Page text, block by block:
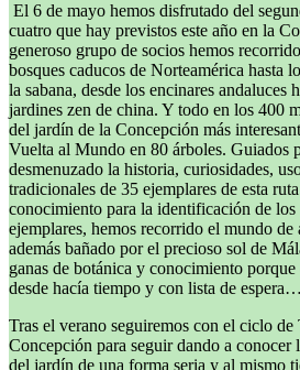
El 6 de mayo hemos disfrutado del
cuatro que hay previstos este año en la
generoso grupo de socios hemos
bosques caducos de Norteamérica hasta
la sabana, desde los encinares andaluces
jardines zen de china. Y todo en los 400
del jardín de la Concepción más
Vuelta al Mundo en 80 árboles. Guiados
desmenuzado la historia, curiosidades,
tradicionales de 35 ejemplares de esta
conocimiento para la identificación de los
ejemplares, hemos recorrido el mundo
además bañado por el precioso sol de
ganas de botánica y conocimiento
desde hacía tiempo y con lista de espera…
Tras el verano seguiremos con el ciclo
Concepción para seguir dando a conocer
del jardín de una forma seria y al mismo